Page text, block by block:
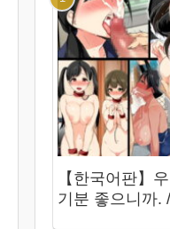
【한국어판】
기분 좋으니까.